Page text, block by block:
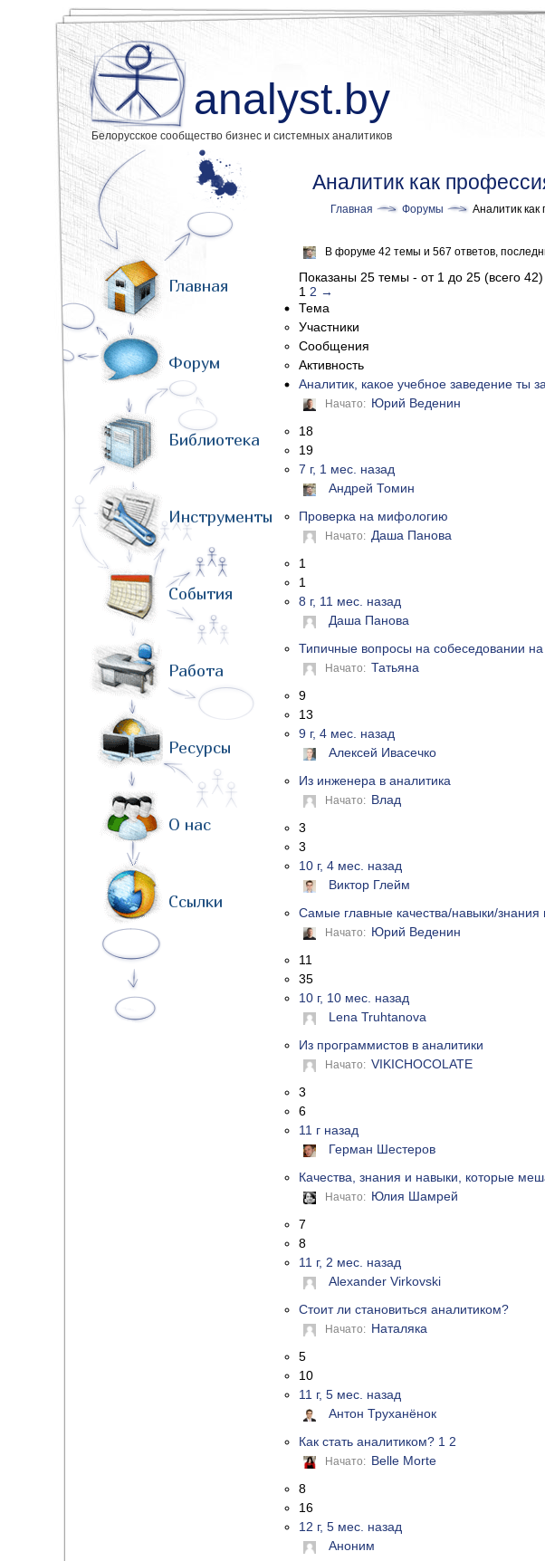
analyst.by
Белорусское сообщество бизнес и системных аналитиков
Главная
Форум
Библиотека
Инструменты
События
Работа
Ресурсы
О нас
Ссылки
Аналитик как
Главная Форумы Аналитик
В форуме 42 темы и 567 ответов,
Показаны 25 темы - от 1 до 25 (всего 42)
1 2 →
Тема
Участники
Сообщения
Активность
Аналитик, какое учебное заведение ты
Начато: Юрий Веденин
18
19
7 г, 1 мес. назад
Андрей Томин
Проверка на мифологию
Начато: Даша Панова
1
1
8 г, 11 мес. назад
Даша Панова
Типичные вопросы на собеседовании
Начато: Татьяна
9
13
9 г, 4 мес. назад
Алексей Ивасечко
Из инженера в аналитика
Начато: Влад
3
3
10 г, 4 мес. назад
Виктор Глейм
Самые главные качества/навыки/
Начато: Юрий Веденин
11
35
10 г, 10 мес. назад
Lena Truhtanova
Из программистов в аналитики
Начато: VIKICHOCOLATE
3
6
11 г назад
Герман Шестеров
Качества, знания и навыки, которые
Начато: Юлия Шамрей
7
8
11 г, 2 мес. назад
Alexander Virkovski
Стоит ли становиться аналитиком?
Начато: Наталяка
5
10
11 г, 5 мес. назад
Антон Труханёнок
Как стать аналитиком? 1 2
Начато: Belle Morte
8
16
12 г, 5 мес. назад
Аноним